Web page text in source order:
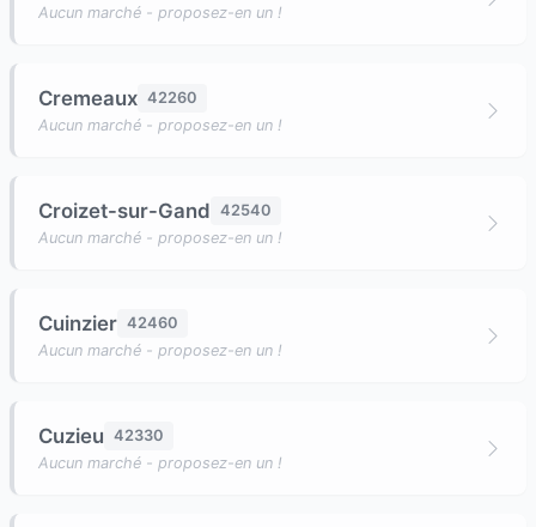
Aucun marché - proposez-en un !
Cremeaux 42260
Aucun marché - proposez-en un !
Croizet-sur-Gand 42540
Aucun marché - proposez-en un !
Cuinzier 42460
Aucun marché - proposez-en un !
Cuzieu 42330
Aucun marché - proposez-en un !